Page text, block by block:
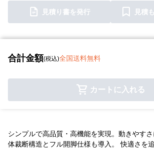
見積り書を発行 見積
合計金額(税込)全国送料無料
カートに入れる
シンプルで高品質・高機能を実現。動きやす
体裁断構造とフル開脚仕様も導入。 快適さを